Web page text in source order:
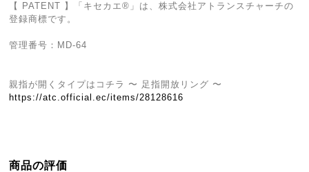
【 PATENT 】「キセカエ®︎」は、株式会社アトランスチャーチの
登録商標です。
管理番号：MD-64
親指が開くタイプはコチラ 〜 足指開放リング 〜
https://atc.official.ec/items/28128616
商品の評価